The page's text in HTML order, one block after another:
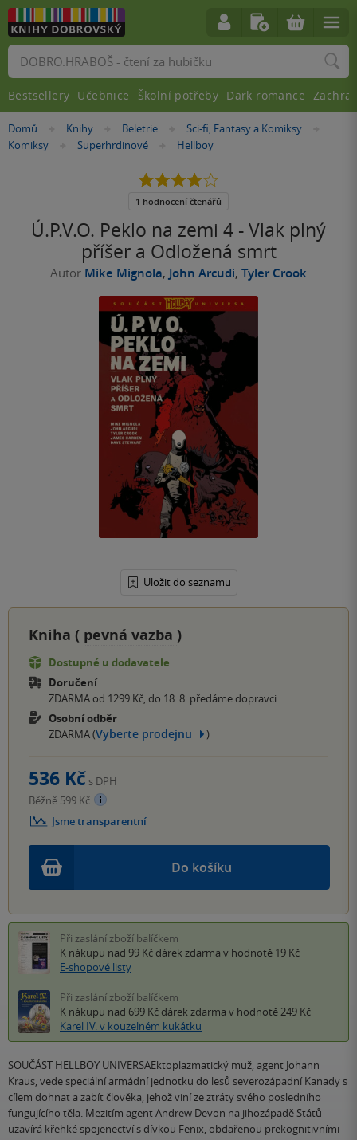
Nacházíte
se
Domů »
Knihy »Beletrie »Sci-fi, Fantasy a Komiksy
Komiksy »
Superhrdinové »Hellboy
Ú.P.V.O. Peklo na zemi 4 - Vlak plný
příšer a Odložená smrt
Autor Mike Mignola, John Arcudi, Tyler Crook
Uložit do seznamu
4.0
5
1 hodnocení čtenářů
Kniha ( pevná vazba )
Dostupné u dodavatele
Doručení
ZDARMA od 1299 Kč, do 18. 8. předáme dopravci
Osobní odběr
ZDARMA (Vyberte prodejnu )
Do košíku
536 Kč s DPH
Běžně 599 Kč
Jsme transparentní
Při zaslání zboží balíčkem
K nákupu nad 99 Kč dárek zdarma v hodnotě 19 Kč
E-shopové listy
Při zaslání zboží balíčkem
K nákupu nad 699 Kč dárek zdarma v hodnotě 249 Kč
Karel IV. v kouzelném kukátku
SOUČÁST HELLBOY UNIVERSAEktoplazmatický muž, agent Johann
Kraus, vede speciální armádní jednotku do lesů severozápadní Kanady s
cílem dohnat a zabít člověka, jehož viní ze ztráty svého posledního
fungujícího těla. Mezitím agent Andrew Devon na jihozápadě Států
uzavírá křehké spojenectví s dívkou Fenix, obdařenou prekognitivními
Vyhledávání
Bestsellery Učebnice Školní potřeby Dark romance